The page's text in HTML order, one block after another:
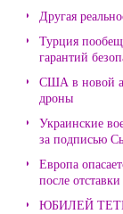
Другая
Турция
гарантий
США в новой
дроны
Украинские
за подписью
Европа
после
ЮБИЛЕЙ